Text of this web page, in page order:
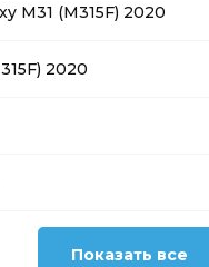
M31 (M315F) 2020
2020
Показать все